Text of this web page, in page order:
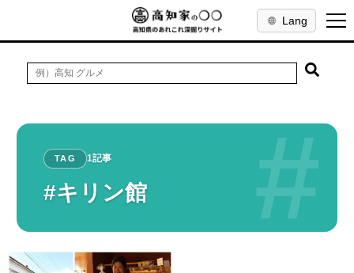
Lang
#
TAG 1記事
#キリン館